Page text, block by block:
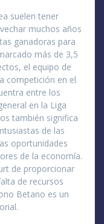
suelen tener
muchos años
ganadoras para
más de 3,5
el equipo de
competición en el
entre los
en la Liga
también significa
de las
oportunidades
de la economía.
de proporcionar
de recursos
Betano es un